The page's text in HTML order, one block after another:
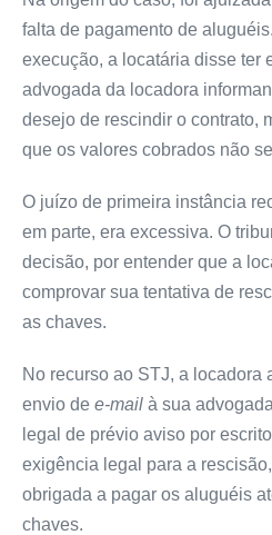
falta de pagamento de
execução, a locatária disse ter
advogada da locadora
desejo de rescindir o contrato,
que os valores cobrados não
O juízo de primeira instância
em parte, era excessiva. O
decisão, por entender que a
comprovar sua tentativa de
as chaves.
No recurso ao STJ, a locadora
envio de e-mail à sua
legal de prévio aviso por
exigência legal para a
obrigada a pagar os aluguéis
chaves.